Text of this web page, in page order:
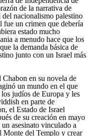
de la narrativa de
nacionalismo palestino
fue un crimen que debería
estado mucho
a menudo hace que los
la demanda básica de
junto con un Israel más
en su novela de
un mundo en el que
judíos de Europa y les
en parte de
el Estado de Israel
de su creación en mayo
asesinato vinculado a
Monte del Templo y crear